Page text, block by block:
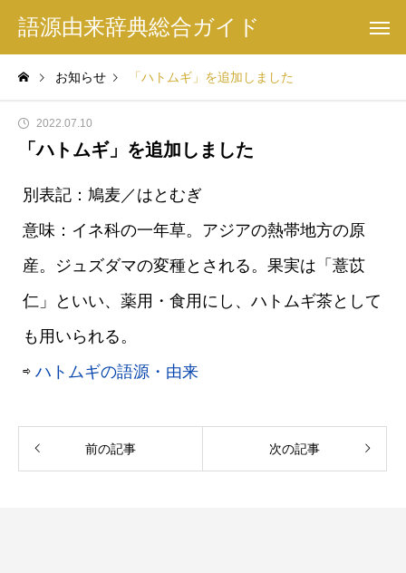
語源由来辞典総合ガイド
お知らせ 「ハトムギ」を追加しました
2022.07.10
「ハトムギ」を追加しました
別表記：鳩麦／はとむぎ
意味：イネ科の一年草。アジアの熱帯地方の原
産。ジュズダマの変種とされる。果実は「薏苡
仁」といい、薬用・食用にし、ハトムギ茶として
も用いられる。
⇨ ハトムギの語源・由来
前の記事 次の記事